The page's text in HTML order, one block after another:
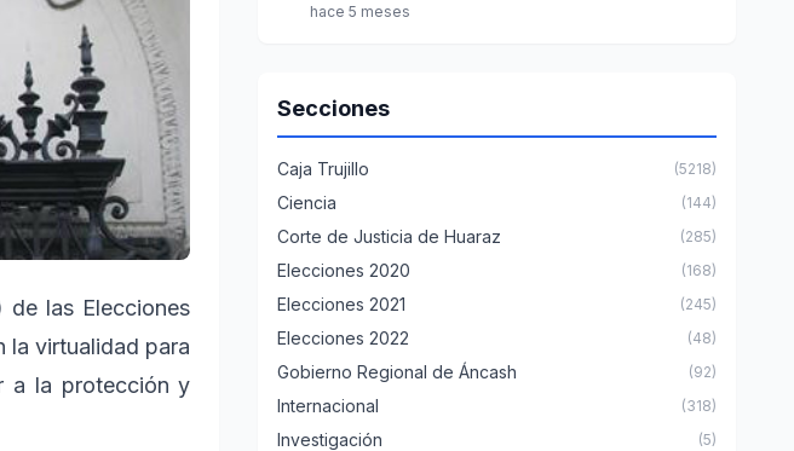
de las Elecciones
la virtualidad para
a la protección y
hace 5 meses
Secciones
Caja Trujillo (5218)
Ciencia (144)
Corte de Justicia de Huaraz (285)
Elecciones 2020 (168)
Elecciones 2021 (245)
Elecciones 2022 (48)
Gobierno Regional de Áncash (92)
Internacional (318)
Investigación (5)